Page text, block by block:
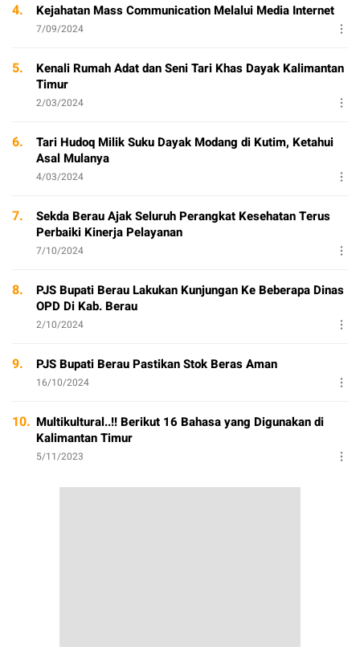
4. Kejahatan Mass Communication Melalui Media Internet
7/09/2024
5.
Kenali Rumah Adat dan Seni Tari Khas Dayak Kalimantan
Timur
2/03/2024
6.
Tari Hudoq Milik Suku Dayak Modang di Kutim, Ketahui
Asal Mulanya
4/03/2024
7.
Sekda Berau Ajak Seluruh Perangkat Kesehatan Terus
Perbaiki Kinerja Pelayanan
7/10/2024
8.
PJS Bupati Berau Lakukan Kunjungan Ke Beberapa Dinas
OPD Di Kab. Berau
2/10/2024
9. PJS Bupati Berau Pastikan Stok Beras Aman
16/10/2024
10. Multikultural..!! Berikut 16 Bahasa yang Digunakan di
Kalimantan Timur
5/11/2023